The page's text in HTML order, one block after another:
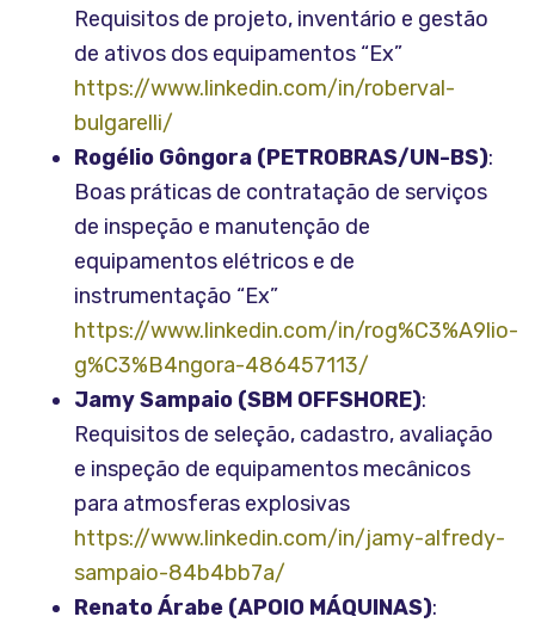
Requisitos de projeto, inventário e gestão
de ativos dos equipamentos “Ex”
https://www.linkedin.com/in/roberval-
bulgarelli/
Rogélio Gôngora (PETROBRAS/UN-BS):
Boas práticas de contratação de serviços
de inspeção e manutenção de
equipamentos elétricos e de
instrumentação “Ex”
https://www.linkedin.com/in/rog%C3%A9lio-
g%C3%B4ngora-486457113/
Jamy Sampaio (SBM OFFSHORE):
Requisitos de seleção, cadastro, avaliação
e inspeção de equipamentos mecânicos
para atmosferas explosivas
https://www.linkedin.com/in/jamy-alfredy-
sampaio-84b4bb7a/
Renato Árabe (APOIO MÁQUINAS):